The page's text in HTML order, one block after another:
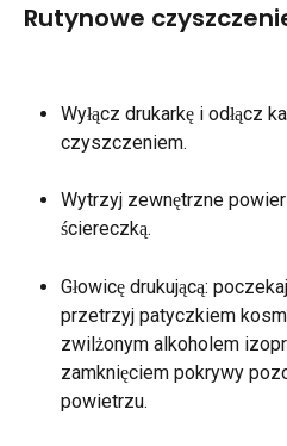
Rutynowe
Wyłącz drukarkę i odłącz
czyszczeniem.
Wytrzyj zewnętrzne
ściereczką.
Głowicę drukującą:
przetrzyj patyczkiem
zwilżonym alkoholem
zamknięciem pokrywy
powietrzu.